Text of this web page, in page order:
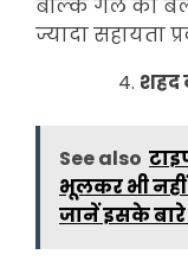
बल्कि गले की
ज्यादा सहायता
शहद
See also
भूलकर भी नहीं
जानें इसके